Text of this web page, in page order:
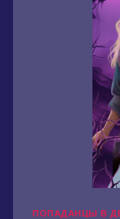
ПОПАДАНЦЫ В